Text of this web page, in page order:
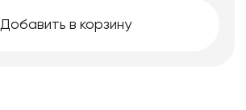
Добавить в корзину